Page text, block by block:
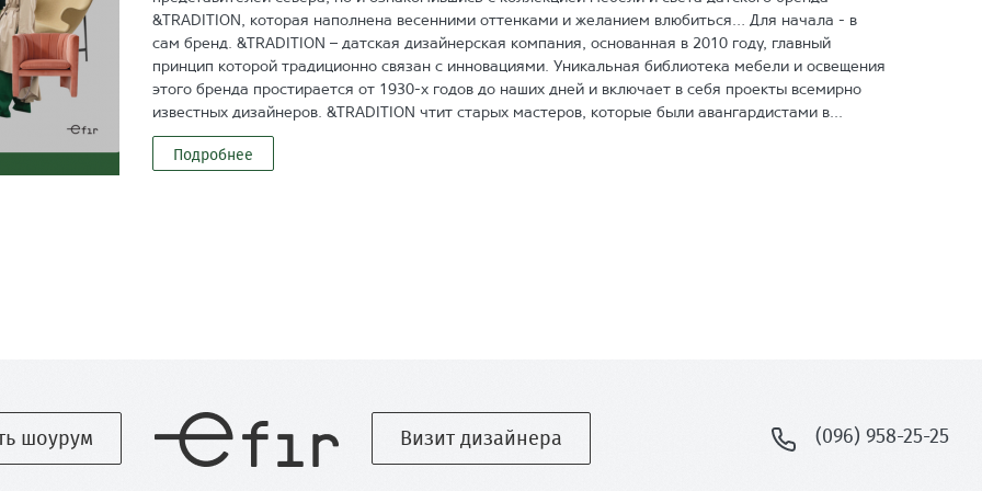
&TRADITION, которая наполнена весенними оттенками и желанием влюбиться… Для начала - в
сам бренд. &TRADITION – датская дизайнерская компания, основанная в 2010 году, главный
принцип которой традиционно связан с инновациями. Уникальная библиотека мебели и освещения
этого бренда простирается от 1930-х годов до наших дней и включает в себя проекты всемирно
известных дизайнеров. &TRADITION чтит старых мастеров, которые были авангардистами в...
Подробнее
(096) 958-25-25
шоурум Визит дизайнера